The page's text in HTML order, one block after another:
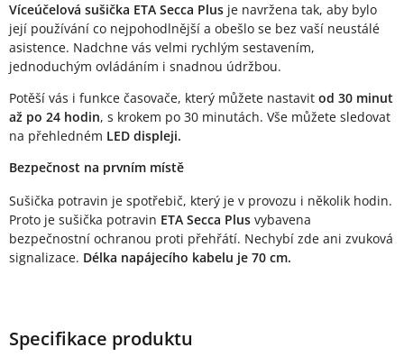
Víceúčelová sušička ETA Secca Plus je navržena tak, aby bylo
její používání co nejpohodlnější a obešlo se bez vaší neustálé
asistence. Nadchne vás velmi rychlým sestavením,
jednoduchým ovládáním i snadnou údržbou.
Potěší vás i funkce časovače, který můžete nastavit od 30 minut
až po 24 hodin, s krokem po 30 minutách. Vše můžete sledovat
na přehledném LED displeji.
Bezpečnost na prvním místě
Sušička potravin je spotřebič, který je v provozu i několik hodin.
Proto je sušička potravin ETA Secca Plus vybavena
bezpečnostní ochranou proti přehřátí. Nechybí zde ani zvuková
signalizace. Délka napájecího kabelu je 70 cm.
Specifikace produktu